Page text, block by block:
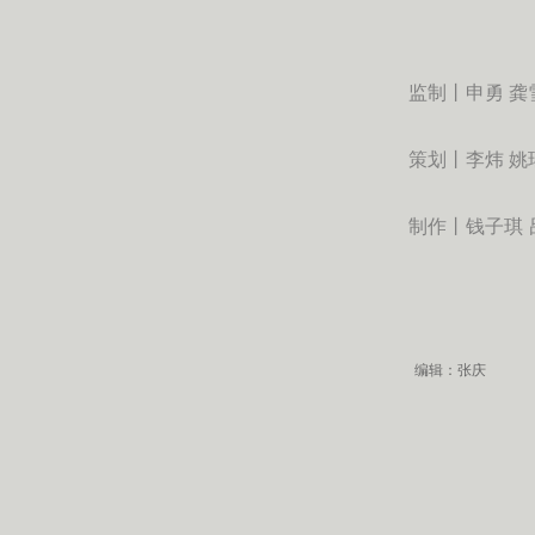
监制丨申勇 龚
策划丨李炜 姚
制作丨钱子琪
编辑：张庆